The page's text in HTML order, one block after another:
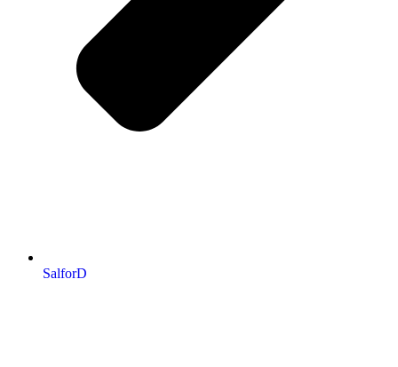
SalforD